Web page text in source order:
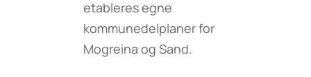
etableres egne
kommunedelplaner for
Mogreina og Sand.